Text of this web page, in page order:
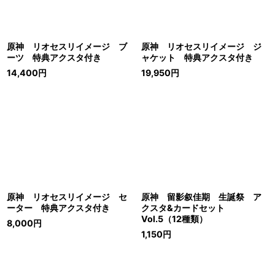
原神 リオセスリイメージ ブ
ーツ 特典アクスタ付き
14,400円
原神 リオセスリイメージ ジ
ャケット 特典アクスタ付き
19,950円
原神 リオセスリイメージ セ
ーター 特典アクスタ付き
8,000円
原神 留影叙佳期 生誕祭 ア
クスタ&カードセット
Vol.5（12種類）
1,150円